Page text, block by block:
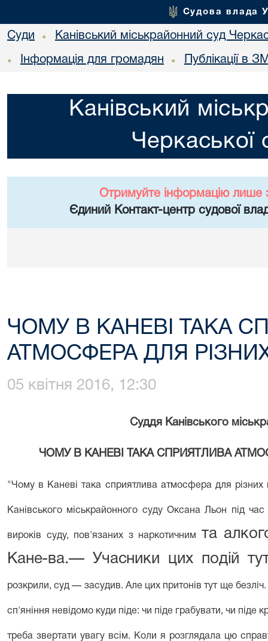
Судова влада
Суди • Канівський міськрайонний суд
• Інформація для громадян • Публікації в
Канівський
Черкаської
Отримуйте інформацію лише
Єдиний Контакт-центр судової
ЧОМУ В КАНЕВІ ТАКА
АТМОСФЕРА ДЛЯ
05 квітня 2016, 12:30
Суддя Канівського
ЧОМУ В КАНЕВІ ТАКА СПРИЯТЛИВА
"Чому в Каневі така сприятлива атмос­фера для
Канівського міськрайонного суду Оксана Льон під
вироків суду, пов'язаних з наркотичним та
Кане-ва.— Учасники цих подій
розкрили, суд — засудив. Але цих притонів тут ще
сп'яніння невідомо куди піде: чи пі­де грабувати, чи піде
треба зве­ртати увагу всім. Коли я розглядала цю